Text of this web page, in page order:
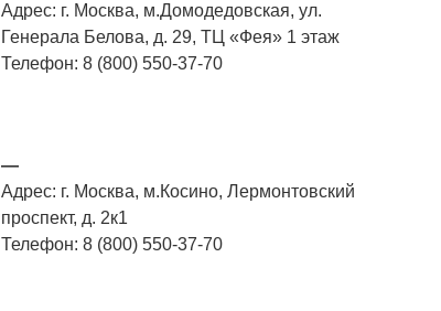
Адрес: г. Москва, м.Домодедовская, ул.
Генерала Белова, д. 29, ТЦ «Фея» 1 этаж
Телефон: 8 (800) 550-37-70
—
Адрес: г. Москва, м.Косино, Лермонтовский
проспект, д. 2к1
Телефон: 8 (800) 550-37-70